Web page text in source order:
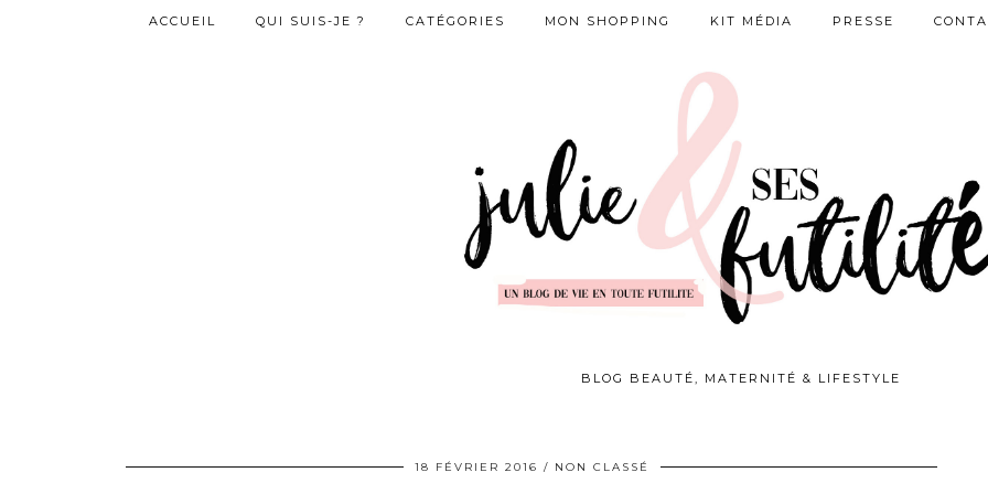
BLOG BEAUTÉ, MATERNITÉ & LIFESTYLE
ACCUEIL QUI SUIS-JE ? CATÉGORIES MON SHOPPING KIT MÉDIA PRESSE
18 FÉVRIER 2016 NON CLASSÉ